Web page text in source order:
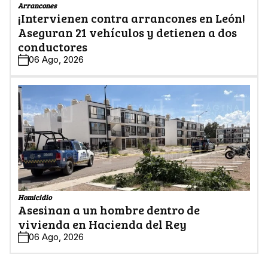
Arrancones
¡Intervienen contra arrancones en León!
Aseguran 21 vehículos y detienen a dos
conductores
06 Ago, 2026
Homicidio
Asesinan a un hombre dentro de
vivienda en Hacienda del Rey
06 Ago, 2026